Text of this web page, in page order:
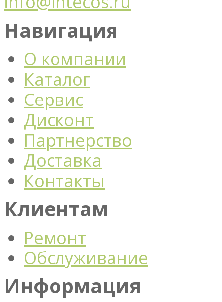
Навигация
О компании
Каталог
Сервис
Дисконт
Партнерство
Доставка
Контакты
Клиентам
Ремонт
Обслуживание
Информация